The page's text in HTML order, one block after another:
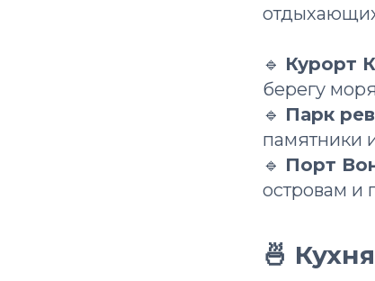
🔹 Курорт
берегу
🔹 Парк
памятники
🔹 Порт
островам и
🍜